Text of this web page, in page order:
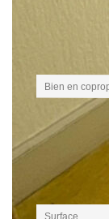
Bien en
Surface